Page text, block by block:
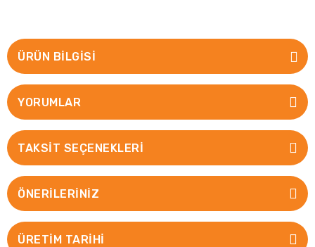
ÜRÜN BILGISI
YORUMLAR
TAKSIT SEÇENEKLERI
ÖNERILERINIZ
ÜRETİM TARİHİ